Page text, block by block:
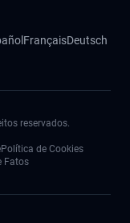
FrançaisDeutsch
reservados.
Política de Cookies
Fatos